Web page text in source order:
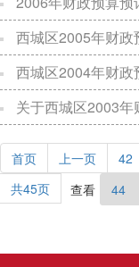
西城区2005年财政预算执
西城区2004年财政预算执
关于西城区2003年财政预算
首页 上一页 42
共45页
查看